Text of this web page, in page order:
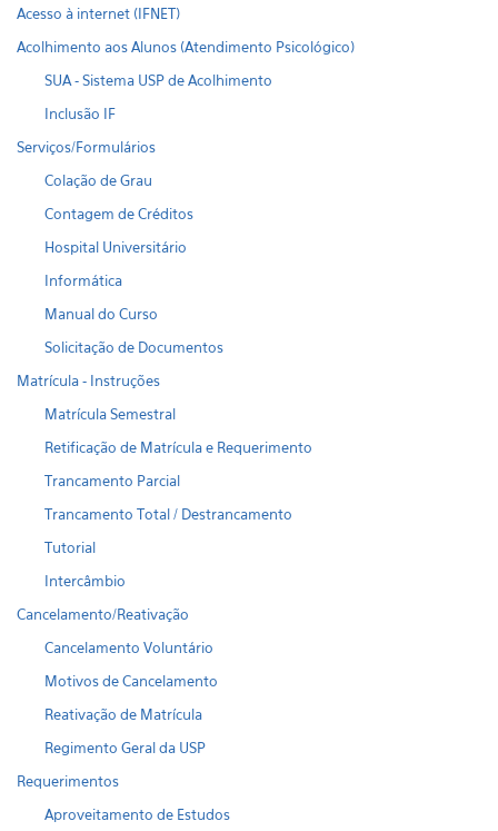
Acesso à internet (IFNET)
Acolhimento aos Alunos (Atendimento Psicológico)
SUA - Sistema USP de Acolhimento
Inclusão IF
Serviços/Formulários
Colação de Grau
Contagem de Créditos
Hospital Universitário
Informática
Manual do Curso
Solicitação de Documentos
Matrícula - Instruções
Matrícula Semestral
Retificação de Matrícula e Requerimento
Trancamento Parcial
Trancamento Total / Destrancamento
Tutorial
Intercâmbio
Cancelamento/Reativação
Cancelamento Voluntário
Motivos de Cancelamento
Reativação de Matrícula
Regimento Geral da USP
Requerimentos
Aproveitamento de Estudos